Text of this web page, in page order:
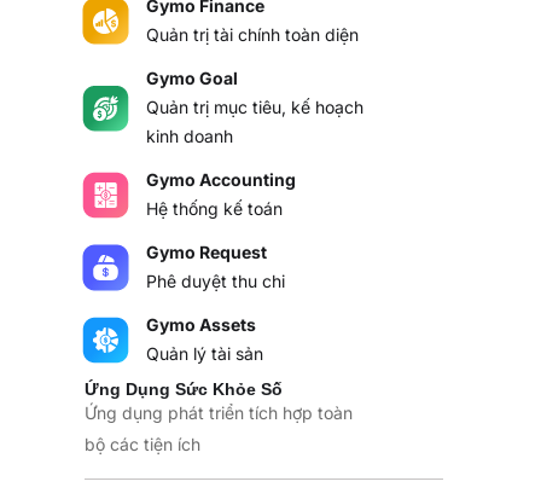
Gymo Finance
Quản trị tài chính toàn diện
Gymo Goal
Quản trị mục tiêu, kế hoạch
kinh doanh
Gymo Accounting
Hệ thống kế toán
Gymo Request
Phê duyệt thu chi
Gymo Assets
Quản lý tài sản
Ứng Dụng Sức Khỏe Số
Ứng dụng phát triển tích hợp toàn
bộ các tiện ích